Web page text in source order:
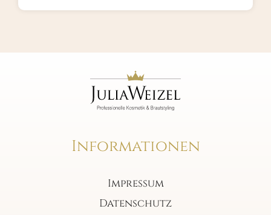
Informationen
Impressum
Datenschutz